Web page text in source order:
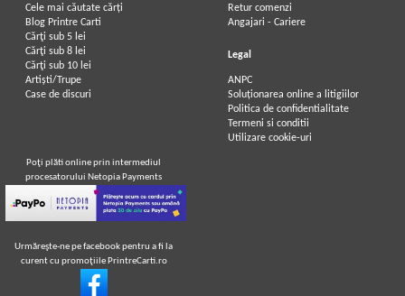
Cele mai căutate cărți
Blog Printre Carti
Cărţi sub 5 lei
Cărţi sub 8 lei
Cărţi sub 10 lei
Artiști/Trupe
Case de discuri
Retur comenzi
Angajari - Cariere
Legal
ANPC
Soluționarea online a litigiilor
Politica de confidentialitate
Termeni si conditii
Utilizare cookie-uri
Poţi plăti online prin intermediul
procesatorului Netopia Payments
Urmăreşte-ne pe facebook pentru a fi la
curent cu promoţiile PrintreCarti.ro